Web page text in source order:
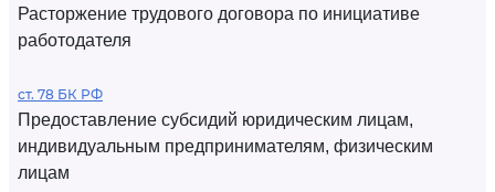
Расторжение трудового договора по инициативе
работодателя
ст. 78 БК РФ
Предоставление субсидий юридическим лицам,
индивидуальным предпринимателям, физическим
лицам